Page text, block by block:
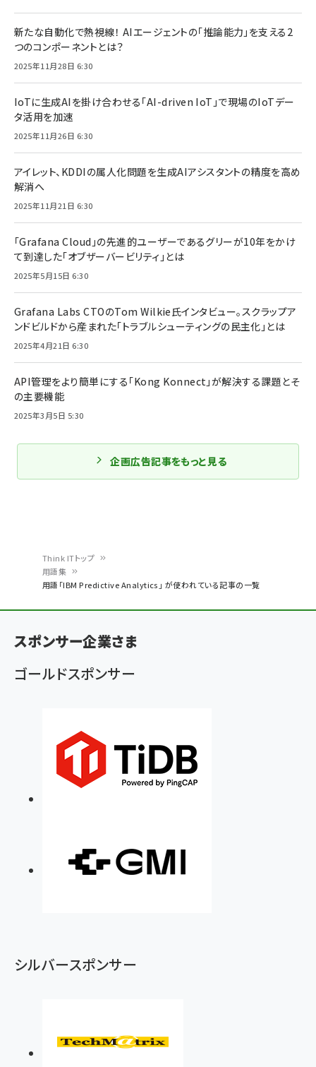
ン
く
ず
Think ITトップ
用語集
用語「IBM Predictive Analytics」 が使われている記事の一覧
新たな自動化で熱視線！ AIエージェントの「推論能力」を支える2
つのコンポーネントとは？
2025年11月28日 6:30
IoTに生成AIを掛け合わせる「AI-driven IoT」で現場のIoTデー
タ活用を加速
2025年11月26日 6:30
アイレット、KDDIの属人化問題を生成AIアシスタントの精度を高め
解消へ
2025年11月21日 6:30
「Grafana Cloud」の先進的ユーザーであるグリーが10年をかけ
て到達した「オブザーバービリティ」とは
2025年5月15日 6:30
Grafana Labs CTOのTom Wilkie氏インタビュー。スクラップア
ンドビルドから産まれた「トラブルシューティングの民主化」とは
2025年4月21日 6:30
API管理をより簡単にする「Kong Konnect」が解決する課題とそ
の主要機能
2025年3月5日 5:30
企画広告記事をもっと見る
スポンサー企業さま
ゴールドスポンサー
シルバースポンサー